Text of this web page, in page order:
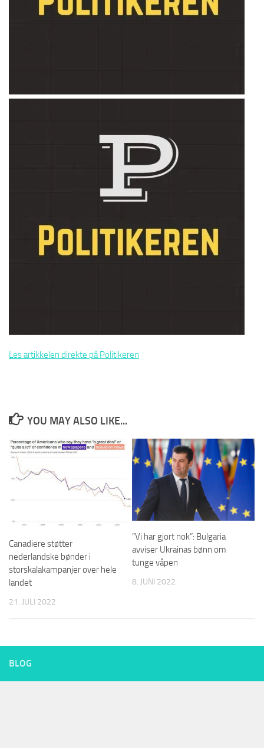
Les artikkelen direkte på Politikeren
YOU MAY ALSO LIKE...
Canadiere støtter
nederlandske bønder i
storskalakampanjer over hele
landet
21. JULI 2022
“Vi har gjort nok”: Bulgaria
avviser Ukrainas bønn om
tunge våpen
8. JUNI 2022
BLOG